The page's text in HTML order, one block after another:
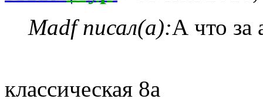
Madf писал(а):А что за
классическая 8а